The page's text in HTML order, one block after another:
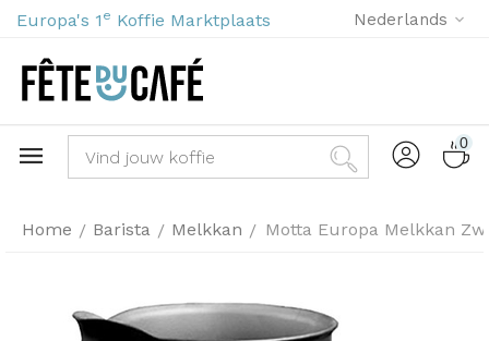
Europa's 1 e Koffie Marktplaats Nederlands
0
Home / Barista / Melkkan / Motta Europa Melkkan